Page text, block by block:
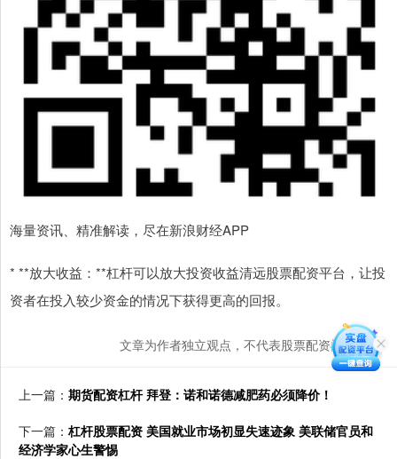
海量资讯、精准解读，尽在新浪财经APP
* **放大收益：**杠杆可以放大投资收益清远股票配资平台，让投
资者在投入较少资金的情况下获得更高的回报。
文章为作者独立观点，不代表股票配资门户观点
上一篇： 期货配资杠杆 拜登：诺和诺德减肥药必须降价！
下一篇： 杠杆股票配资 美国就业市场初显失速迹象 美联储官员和
经济学家心生警惕